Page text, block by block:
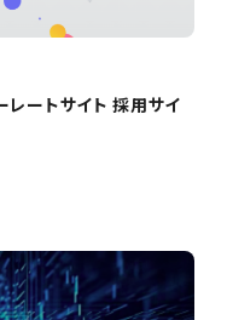
レートサイト 採用サイ